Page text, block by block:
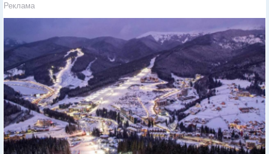
Реклама